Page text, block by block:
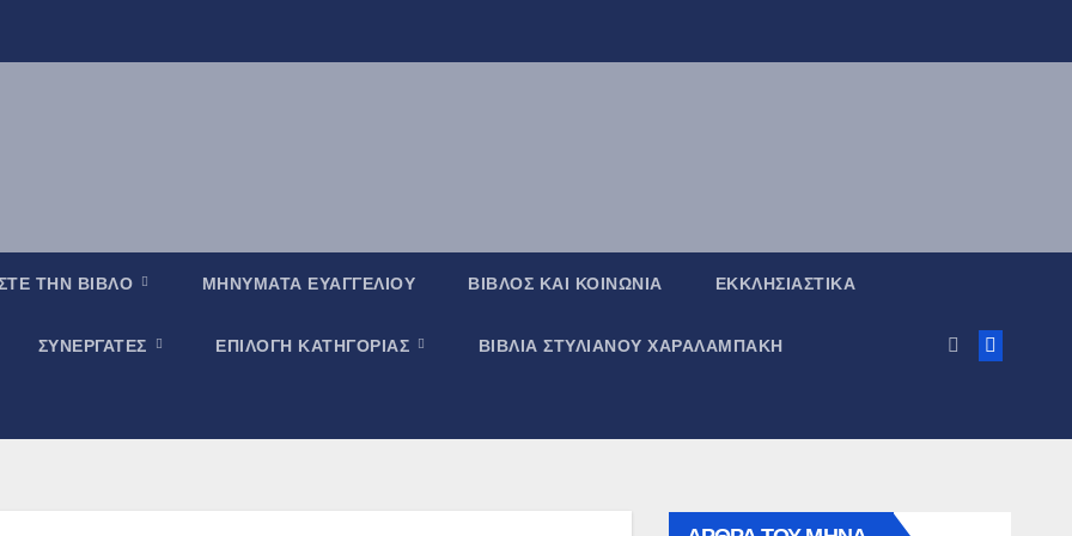
ΤΗΝ ΒΙΒΛΟ ΜΗΝΥΜΑΤΑ ΕΥΑΓΓΕΛΙΟΥ ΒΙΒΛΟΣ ΚΑΙ ΚΟΙΝΩΝΙΑ ΕΚΚΛΗΣΙΑΣΤΙΚΑ
ΣΥΝΕΡΓΑΤΕΣ ΕΠΙΛΟΓΗ ΚΑΤΗΓΟΡΙΑΣ ΒΙΒΛΙΑ ΣΤΥΛΙΑΝΟΥ ΧΑΡΑΛΑΜΠΑΚΗ